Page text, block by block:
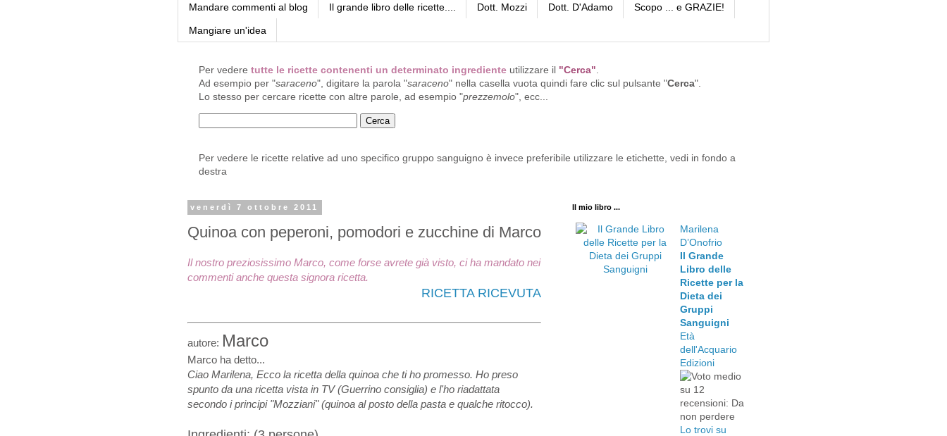
Mandare commenti al blog Il grande libro delle ricette.... Dott. Mozzi Dott. D'Adamo Scopo ... e GRAZIE!
Mangiare un'idea
Per vedere tutte le ricette contenenti un determinato ingrediente utilizzare il "Cerca"
Ad esempio per "saraceno", digitare la parola "saraceno" nella casella vuota quindi fare clic sul pulsante "Cerca".
Lo stesso per cercare ricette con altre parole, ad esempio "prezzemolo", ecc...
Per vedere le ricette relative ad uno specifico gruppo sanguigno è invece preferibile utilizzare le etichette, vedi in fondo a
destra
venerdì 7 ottobre 2011
Quinoa con peperoni, pomodori e zucchine di Marco
Il nostro preziosissimo Marco, come forse avrete già visto, ci ha mandato nei
commenti anche questa signora ricetta.
RICETTA RICEVUTA
autore: Marco
Marco ha detto...
Ciao Marilena, Ecco la ricetta della quinoa che ti ho promesso. Ho preso
spunto da una ricetta vista in TV (Guerrino consiglia) e l'ho riadattata
secondo i principi "Mozziani" (quinoa al posto della pasta e qualche ritocco).
Il mio libro ...
Marilena
D’Onofrio
Il Grande
Libro delle
Ricette per la
Dieta dei
Gruppi
Sanguigni
Età
dell'Acquario
Edizioni
Lo trovi su